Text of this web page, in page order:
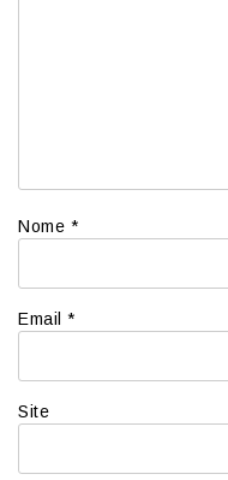
Nome *
Email *
Site